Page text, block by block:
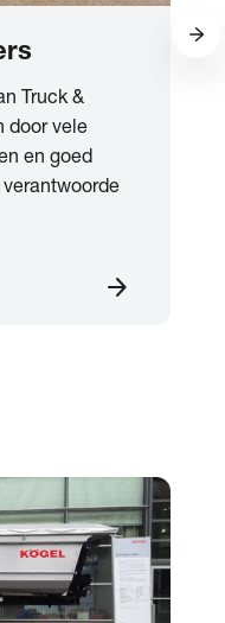
Truck &
door vele
en goed
arrow_forward